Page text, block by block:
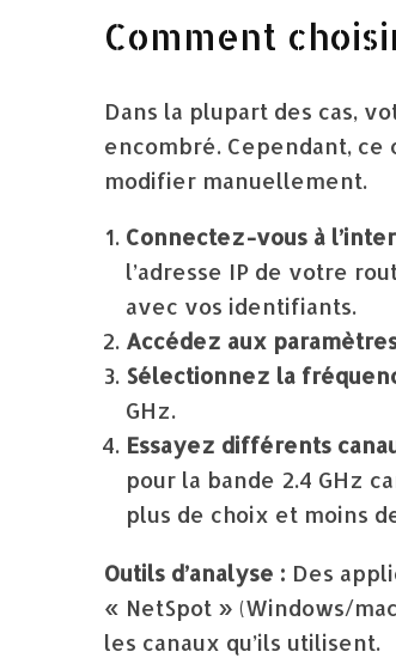
Comment
Dans la plupart des cas,
encombré. Cependant, ce
modifier manuellement.
Connectez-vous à
l’adresse IP de votre
avec vos identifiants.
Accédez aux
Sélectionnez la
GHz.
Essayez différents
pour la bande 2.4 GHz
plus de choix et moins
Outils d’analyse : Des
« NetSpot » (Windows/
les canaux qu’ils utilisent.